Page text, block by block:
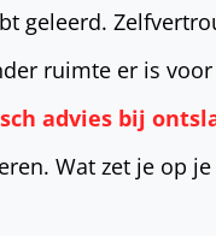
geleerd.
ruimte er is
advies bij
Wat zet je op je